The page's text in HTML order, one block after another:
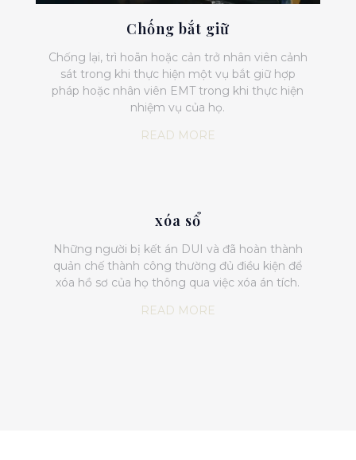
Chống bắt giữ
Chống lại, trì hoãn hoặc cản trở nhân viên cảnh
sát trong khi thực hiện một vụ bắt giữ hợp
pháp hoặc nhân viên EMT trong khi thực hiện
nhiệm vụ của họ.
READ MORE
xóa sổ
Những người bị kết án DUI và đã hoàn thành
quản chế thành công thường đủ điều kiện để
xóa hồ sơ của họ thông qua việc xóa án tích.
READ MORE